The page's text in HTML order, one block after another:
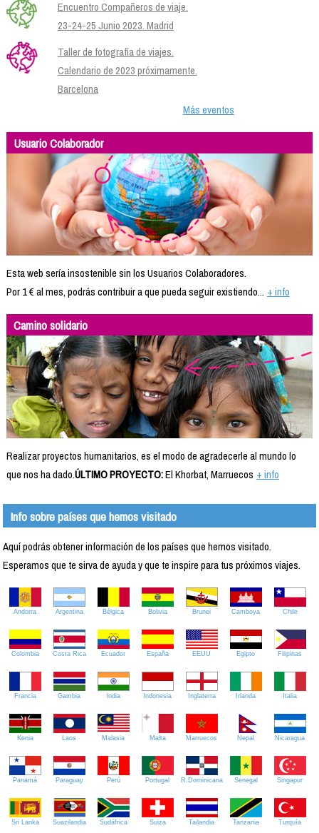
Encuentro Compañeros de viaje.
23-24-25 Junio 2023. Madrid
Taller de fotografía de viajes.
Calendario de 2023 próximamente.
Barcelona
Más eventos
Usuario Colaborador
Esta web sería insostenible sin los Usuarios Colaboradores.
Por 1 € al mes, podrás contribuir a que pueda seguir existiendo... + info
Camino solidario
Realizar proyectos humanitarios, es el modo de agradecerle al mundo lo
que nos ha dado.ÚLTIMO PROYECTO:El Khorbat, Marruecos + info
Info sobre países que hemos visitado
Aquí podrás obtener información de los países que hemos visitado.
Esperamos que te sirva de ayuda y que te inspire para tus próximos viajes.
Andorra Argentina Bélgica Bolivia Brunei Camboya Chile
Colombia Costa Rica Ecuador España EEUU Egipto Filipinas
Francia Gambia India Indonesia Inglaterra Irlanda Italia
Kenia Laos Malasia Malta Marruecos Nepal Nicaragua
Panamá Paraguay Perú Portugal R.Dominicana Senegal Singapur
Sri Lanka Suazilandia Sudáfrica Suiza Tailandia Tanzania Turquía